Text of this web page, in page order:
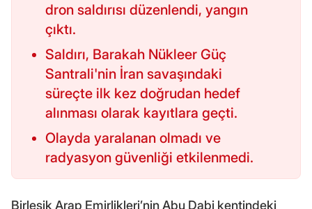
dron saldırısı düzenlendi, yangın
çıktı.
Saldırı, Barakah Nükleer Güç
Santrali'nin İran savaşındaki
süreçte ilk kez doğrudan hedef
alınması olarak kayıtlara geçti.
Olayda yaralanan olmadı ve
radyasyon güvenliği etkilenmedi.
Birleşik Arap Emirlikleri’nin Abu Dabi kentindeki